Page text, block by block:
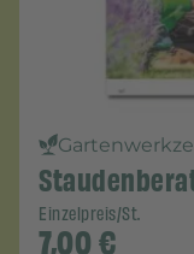
Einzelpreis/St.
7,00€